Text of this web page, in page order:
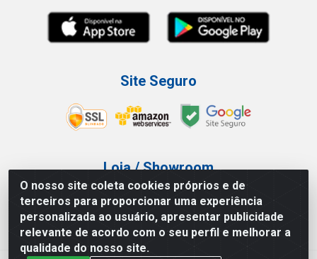
O nosso site coleta cookies próprios e de
terceiros para proporcionar uma experiência
personalizada ao usuário, apresentar publicidade
relevante de acordo com o seu perfil e melhorar a
qualidade do nosso site.
Site Seguro
Loja / Showroom
Tel.: (11) 3227-0546
Av Vautier, 587/597 - Pari - São Paulo/SP